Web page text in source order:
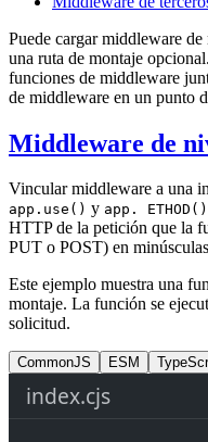
Puede cargar middleware
una ruta de montaje
funciones de middleware
de middleware en un punto
Middleware de
Vincular middleware a una
app.use() y app. ETHOD()
HTTP de la petición que la
PUT o POST) en
Este ejemplo muestra una
montaje. La función se
solicitud.
CommonJS ESM
index.cjs